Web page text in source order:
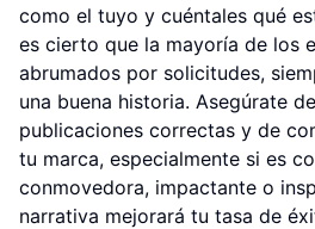
como el tuyo y cuéntales qué
es cierto que la mayoría de los
abrumados por solicitudes,
una buena historia. Asegúrate
publicaciones correctas y de
tu marca, especialmente si es
conmovedora, impactante o
narrativa mejorará tu tasa de